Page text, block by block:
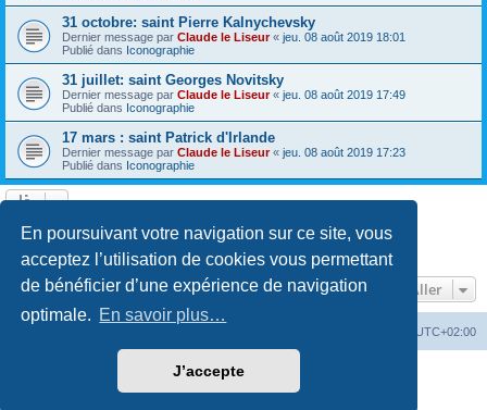
En poursuivant votre navigation sur ce site, vous
acceptez l’utilisation de cookies vous permettant
de bénéficier d’une expérience de navigation
optimale. En savoir plus…
J’accepte
31 octobre: saint Pierre Kalnychevsky
Dernier message par Claude le Liseur« jeu. 08 août 2019 18:01
Publié dans Iconographie
31 juillet: saint Georges Novitsky
Dernier message par Claude le Liseur« jeu. 08 août 2019 17:49
Publié dans Iconographie
17 mars : saint Patrick d'Irlande
Dernier message par Claude le Liseur« jeu. 08 août 2019 17:23
Publié dans Iconographie
Page1sur20
3
Aller
UTC+02:00
phpBB® Forum Software © phpBB Limited
©